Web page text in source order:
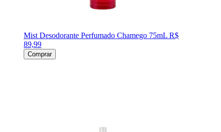
Mist Desodorante Perfumado Chamego 75mL R$
89,99
Comprar